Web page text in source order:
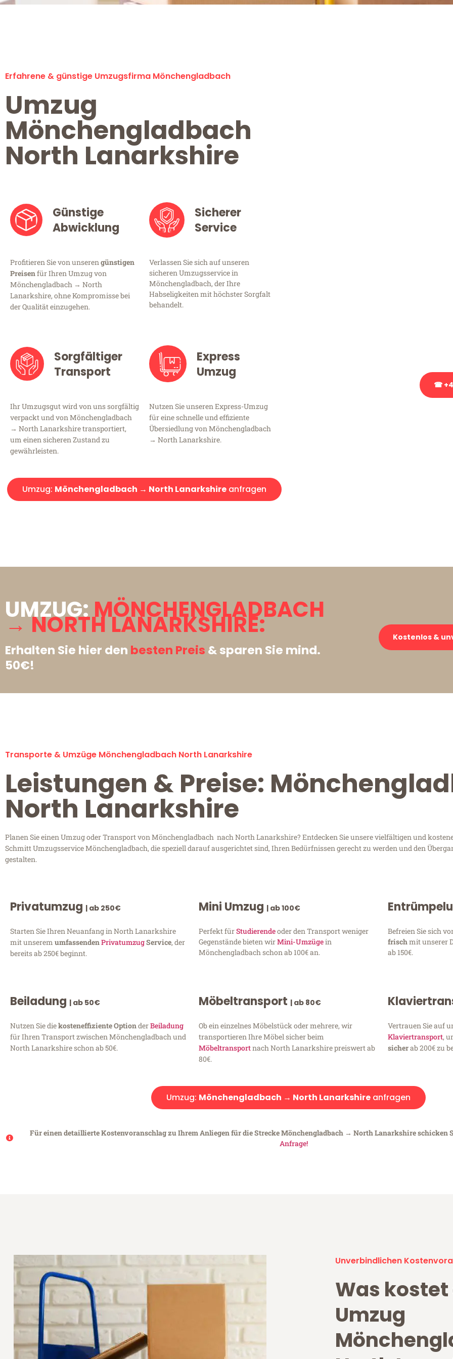
Erfahrene & günstige Umzugsfirma Mönchengladbach
Umzug
Mönchengladbach
North Lanarkshire
Günstige
Abwicklung
Profitieren Sie von unserengünstigen
Preisenfür Ihren Umzug von
Mönchengladbach → North
Lanarkshire, ohne Kompromisse bei
der Qualität einzugehen.
Sicherer
Service
Verlassen Sie sich auf unseren
sicheren Umzugsservice in
Mönchengladbach, der Ihre
Habseligkeiten mit höchster Sorgfalt
behandelt.
Sorgfältiger
Transport
Ihr Umzugsgut wird von uns sorgfältig
verpackt und von Mönchengladbach
→ North Lanarkshire transportiert,
um einen sicheren Zustand zu
gewährleisten.
Express
Umzug
Nutzen Sie unseren Express-Umzug
für eine schnelle und effiziente
Übersiedlung von Mönchengladbach
→ North Lanarkshire.
Umzug: Mönchengladbach → North Lanarkshireanfragen
☎
UMZUG:MÖNCHENGLADBACH
→ NORTH LANARKSHIRE:
Erhalten Sie hier den besten Preis & sparen Sie mind.
50€!
Kostenlos &
Transporte & Umzüge Mönchengladbach North Lanarkshire
Leistungen & Preise:
North Lanarkshire
Planen Sie einen Umzug oder Transport von Mönchengladbach nach North Lanarkshire? Entdecken Sie unsere vielfältigen und
Schmitt Umzugsservice Mönchengladbach, die speziell darauf ausgerichtet sind, Ihren Bedürfnissen gerecht zu werden und den
gestalten.
Privatumzug | ab 250€
Starten Sie Ihren Neuanfang in North Lanarkshire
mit unserem umfassendenPrivatumzugService, der
bereits ab 250€ beginnt.
Mini Umzug | ab 100€
Perfekt fürStudierendeoder den Transport weniger
Gegenstände bieten wirMini-Umzügein
Mönchengladbach schon ab 100€ an.
Befreien Sie sich
frischmit unserer
ab 150€.
Beiladung | ab 50€
Nutzen Sie diekosteneffiziente OptionderBeiladung
für Ihren Transport zwischen Mönchengladbach und
North Lanarkshire schon ab 50€.
Möbeltransport | ab 80€
Ob ein einzelnes Möbelstück oder mehrere, wir
transportieren Ihre Möbel sicher beim
Möbeltransportnach North Lanarkshire preiswert ab
80€.
Vertrauen Sie auf
Klaviertransport,
sicherab 200€ zu
Umzug: Mönchengladbach → North Lanarkshireanfragen
Für einen detaillierte Kostenvoranschlag zu Ihrem Anliegen für die Strecke Mönchengladbach → North Lanarkshire schicken
Anfrage!
Unverbindlichen
Was kostet
Umzug